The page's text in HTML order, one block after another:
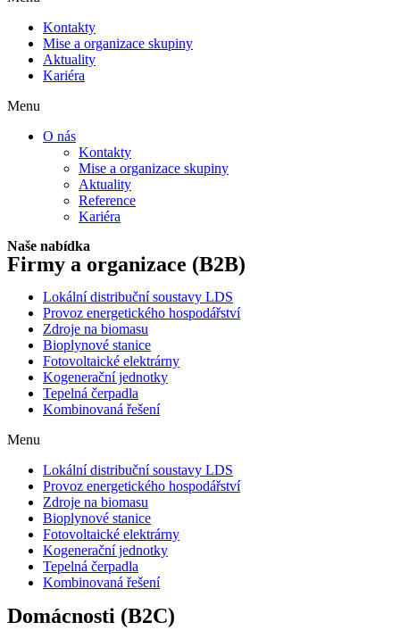
Kontakty
Mise a organizace skupiny
Aktuality
Kariéra
Menu
O nás
Kontakty
Mise a organizace skupiny
Aktuality
Reference
Kariéra
Naše nabídka
Firmy a organizace (B2B)
Lokální distribuční soustavy LDS
Provoz energetického hospodářství
Zdroje na biomasu
Bioplynové stanice
Fotovoltaické elektrárny
Kogenerační jednotky
Tepelná čerpadla
Kombinovaná řešení
Menu
Lokální distribuční soustavy LDS
Provoz energetického hospodářství
Zdroje na biomasu
Bioplynové stanice
Fotovoltaické elektrárny
Kogenerační jednotky
Tepelná čerpadla
Kombinovaná řešení
Domácnosti (B2C)